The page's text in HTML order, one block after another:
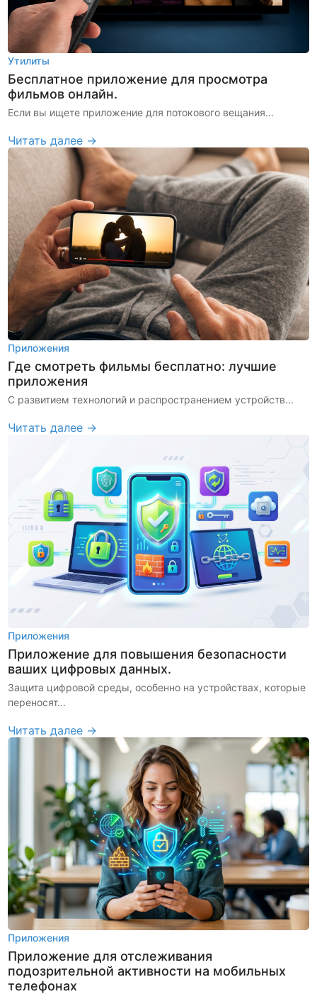
Утилиты
Бесплатное приложение для просмотра
фильмов онлайн.
Если вы ищете приложение для потокового вещания...
Читать далее →
Приложения
Где смотреть фильмы бесплатно: лучшие
приложения
С развитием технологий и распространением устройств...
Читать далее →
Приложения
Приложение для повышения безопасности
ваших цифровых данных.
Защита цифровой среды, особенно на устройствах, которые
переносят...
Читать далее →
Приложения
Приложение для отслеживания
подозрительной активности на мобильных
телефонах